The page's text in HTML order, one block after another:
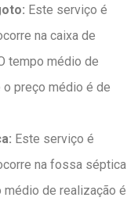
Este serviço é
na caixa de
tempo médio de
o preço médio é de
Este serviço é
na fossa séptica
médio de realização é